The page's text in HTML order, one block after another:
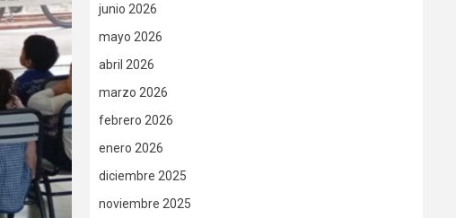
junio 2026
mayo 2026
abril 2026
marzo 2026
febrero 2026
enero 2026
diciembre 2025
noviembre 2025